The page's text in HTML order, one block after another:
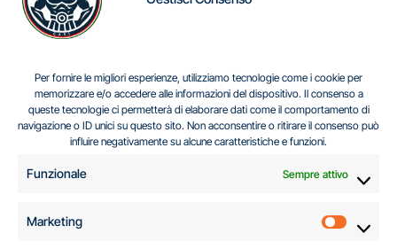
Per fornire le migliori esperienze, utilizziamo tecnologie come i cookie per
memorizzare e/o accedere alle informazioni del dispositivo. Il consenso a
queste tecnologie ci permetterà di elaborare dati come il comportamento di
navigazione o ID unici su questo sito. Non acconsentire o ritirare il consenso può
influire negativamente su alcune caratteristiche e funzioni.
Funzionale Sempre attivo
Marketing
Centro Analisi e Studi Italus © Tutti i diritti riservati